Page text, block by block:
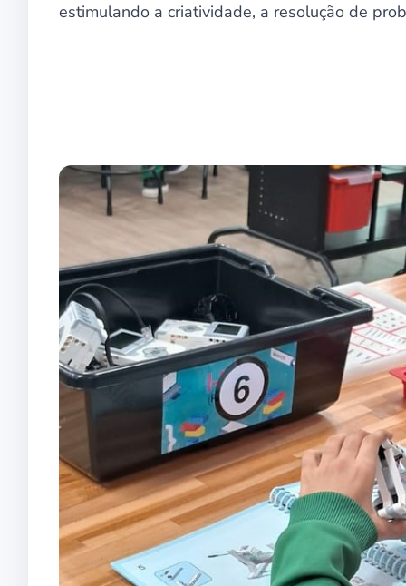
estimulando a criatividade, a resolução de